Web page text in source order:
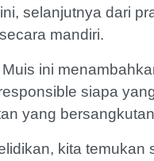
selanjutnya dari
mandiri.
ini
siapa
yang
kita